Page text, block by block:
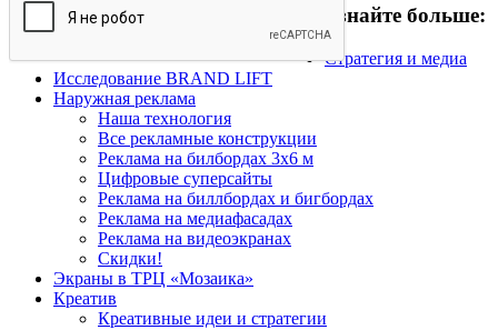
Узнайте больше:
Стратегия и медиа
Исследование BRAND LIFT
Наружная реклама
Наша технология
Все рекламные конструкции
Реклама на билбордах 3х6 м
Цифровые суперсайты
Реклама на биллбордах и бигбордах
Реклама на медиафасадах
Реклама на видеоэкранах
Скидки!
Экраны в ТРЦ «Мозаика»
Креатив
Креативные идеи и стратегии